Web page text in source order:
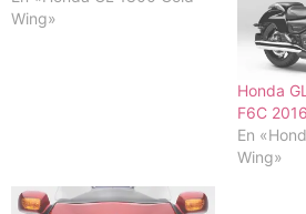
Wing»
Honda
F6C 2016
En
Wing»